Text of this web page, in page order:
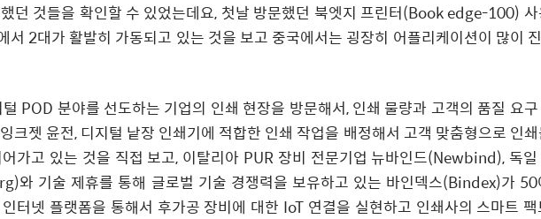
던 것들을 확인할 수 있었는데요, 첫날 방문했던 북엣지 프린터(Book edge-100)
서 2대가 활발히 가동되고 있는 것을 보고 중국에서는 굉장히 어플리케이션이 많이
POD 분야를 선도하는 기업의 인쇄 현장을 방문해서, 인쇄 물량과 고객의 품질 요
크젯 윤전, 디지털 낱장 인쇄기에 적합한 인쇄 작업을 배정해서 고객 맞춤형으로 인
가고 있는 것을 직접 보고, 이탈리아 PUR 장비 전문기업 뉴바인드(Newbind), 독
와 기술 제휴를 통해 글로벌 기술 경쟁력을 보유하고 있는 바인덱스(Bindex)가
터넷 플랫폼을 통해서 후가공 장비에 대한 IoT 연결을 실현하고 인쇄사의 스마트